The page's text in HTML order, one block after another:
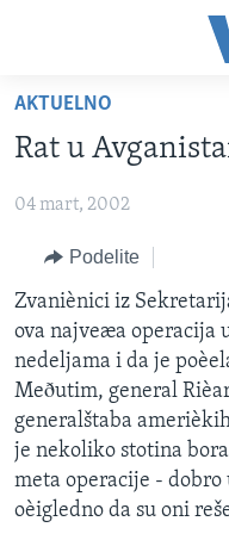
glavni
sadržaj
na
navigaciju
Idi
na
pretragu
AMERIKA
BALKAN
GLOBALNE TEME
EKONOMIJA
NAUKA I TEHNOLOGIJA
MEDICINA
KULTURA
DRUŠTVO
TV PROGRAM
OTVORENI STUDIO
IZ AMERIKE
Learning English
PRATITE NAS
Jezici
AKTUELNO
Rat u
04 mart, 2002
Podelite
Zvaniènici iz
ova najveæa operacija
nedeljama i da je
Meðutim, general
generalštaba
je nekoliko stotina
meta operacije - dobro
oèigledno da su oni